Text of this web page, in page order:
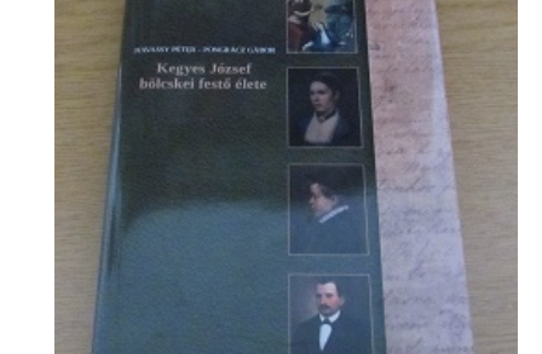
Védőnői szolgálat
Központi orvosi ügyelet
Alapszolgáltatási Központ
Kultúra
IKSZT - Integrált Közösségi és Szolgáltató Tér
Rendezvényház